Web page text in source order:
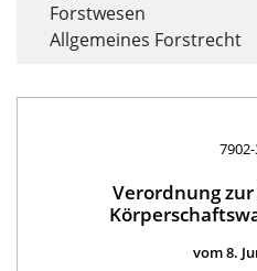
Forstwesen
Allgemeines Forstrecht
Verordnung
vom 8.